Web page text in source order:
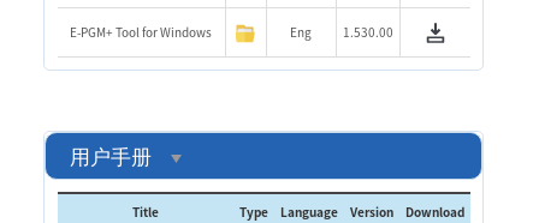
E-PGM+ Tool for Windows Eng 1.530.00
用户手册
Title Type Language Version Download